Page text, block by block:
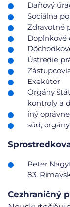
Daňový
Sociálna
Zdravotné
Doplnkové
Ústredie
Exekútor
Orgány
kontroly a
iný
súd,
Peter
83,
Cezhraničný